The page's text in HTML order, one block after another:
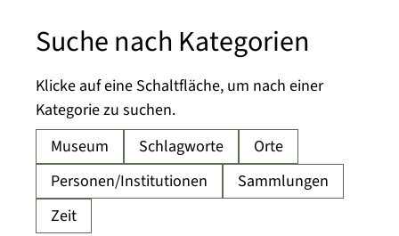
Suche nach Kategorien
Klicke auf eine Schaltfläche, um nach einer
Kategorie zu suchen.